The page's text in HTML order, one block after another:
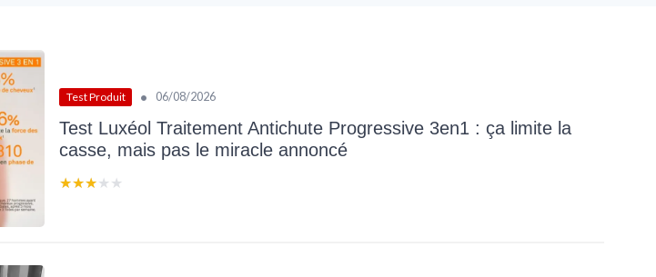
Test Produit • 06/08/2026
Test Luxéol Traitement Antichute Progressive 3en1 : ça limite la
casse, mais pas le miracle annoncé
★★★★★
★★★★★